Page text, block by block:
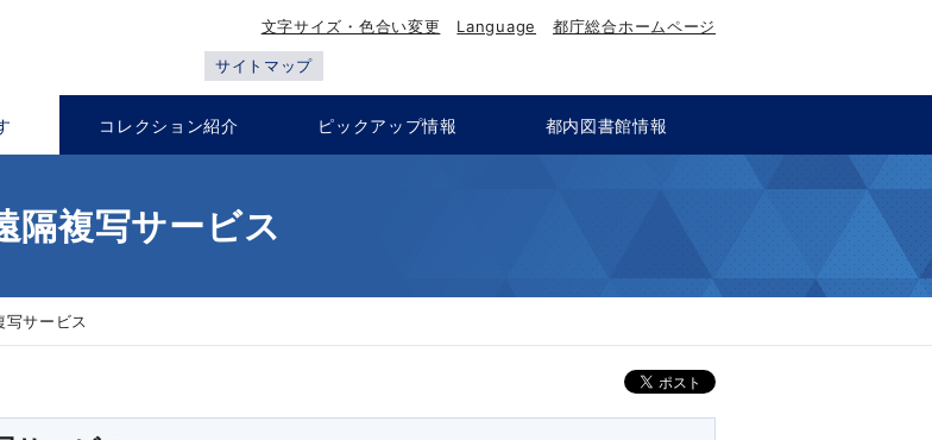
文字サイズ・色合い変更 Language 都庁総合ホームページ
サイトマップ
コレクション紹介 ピックアップ情報 都内図書館情報
隔複写サービス
写サービス